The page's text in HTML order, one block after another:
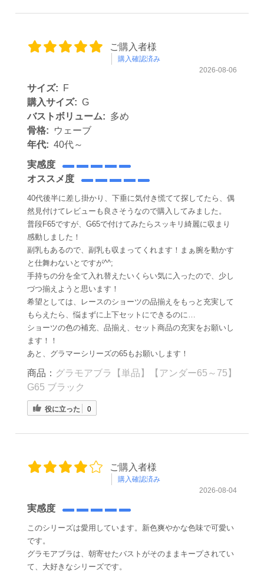
ご購入者様
購入確認済み
2026-08-06
サイズ:
F
購入サイズ: G
バストボリューム: 多め
骨格:
ウェーブ
年代: 40代～
実感度
オススメ度
40代後半に差し掛かり、下垂に気付き慌てて探してたら、偶
然見付けてレビューも良さそうなので購入してみました。
普段F65ですが、G65で付けてみたらスッキリ綺麗に収まり
感動しました！
副乳もあるので、副乳も収まってくれます！まぁ腕を動かす
と仕舞わないとですが^^;
手持ちの分を全て入れ替えたいくらい気に入ったので、少し
づつ揃えようと思います！
希望としては、レースのショーツの品揃えをもっと充実して
もらえたら、悩まずに上下セットにできるのに…
ショーツの色の補充、品揃え、セット商品の充実をお願いし
ます！！
あと、グラマーシリーズの65もお願いします！
商品： グラモアブラ【単品】【アンダー65～75】
G65 ブラック
役に立った 0
ご購入者様
購入確認済み
2026-08-04
実感度
このシリーズは愛用しています。新色爽やかな色味で可愛い
です。
グラモアブラは、朝寄せたバストがそのままキープされてい
て、大好きなシリーズです。